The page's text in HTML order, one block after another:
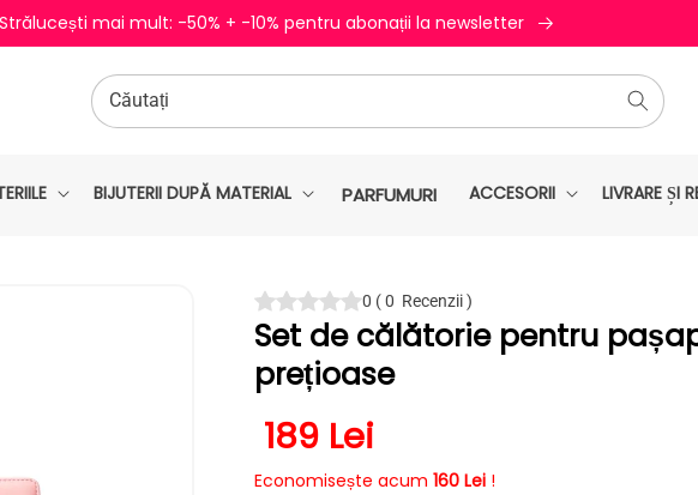
Strălucești mai mult: -50% + -10% pentru abonații la newsletter
Căutați
BIJUTERII DUPĂ MATERIAL PARFUMURI ACCESORII LIVRARE ȘI
0 ( 0 Recenzii )
Set de călătorie pentru
prețioase
Preț redus
189 Lei
Economisește acum 160 Lei !